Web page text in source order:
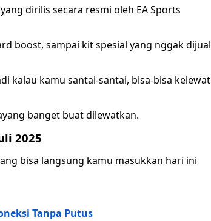
dirilis secara resmi oleh EA Sports
boost, sampai kit spesial yang nggak dijual
kalau kamu santai-santai, bisa-bisa kelewat
banget buat dilewatkan.
2025
bisa langsung kamu masukkan hari ini
Tanpa Putus